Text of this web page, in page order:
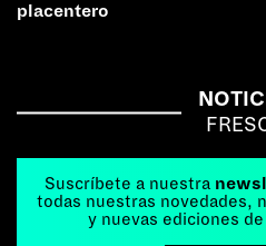
placentero
Suscríbete a nuestra
todas nuestras novedades,
y nuevas ediciones